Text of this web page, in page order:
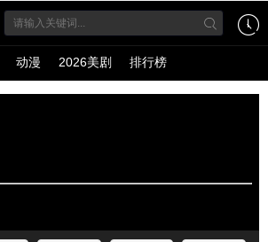
动漫 2026美剧 排行榜